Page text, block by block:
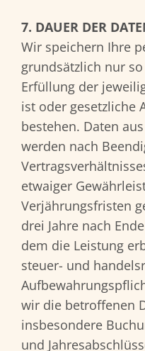
7. DAUER DER
Wir speichern Ihre
grundsätzlich nur
Erfüllung der
ist oder gesetzliche
bestehen. Daten
werden nach
etwaiger
Verjährungsfristen
drei Jahre nach
dem die Leistung
steuer- und
wir die betroffenen
insbesondere
und